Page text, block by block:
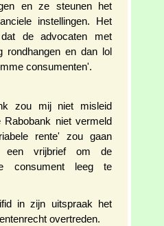
en ze steunen het
instellingen. Het
de advocaten met
rondhangen en dan lol
consumenten'.
zou mij niet misleid
Rabobank niet vermeld
rente' zou gaan
een vrijbrief om de
consument leeg te
in zijn uitspraak het
overtreden.